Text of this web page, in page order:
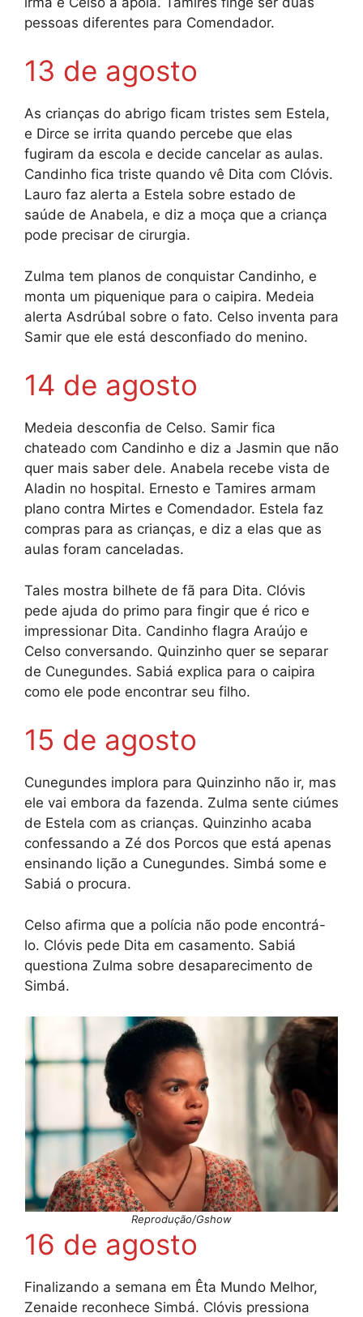
pessoas diferentes para Comendador.
13 de agosto
As crianças do abrigo ficam tristes sem Estela,
e Dirce se irrita quando percebe que elas
fugiram da escola e decide cancelar as aulas.
Candinho fica triste quando vê Dita com Clóvis.
Lauro faz alerta a Estela sobre estado de
saúde de Anabela, e diz a moça que a criança
pode precisar de cirurgia.
Zulma tem planos de conquistar Candinho, e
monta um piquenique para o caipira. Medeia
alerta Asdrúbal sobre o fato. Celso inventa para
Samir que ele está desconfiado do menino.
14 de agosto
Medeia desconfia de Celso. Samir fica
chateado com Candinho e diz a Jasmin que não
quer mais saber dele. Anabela recebe vista de
Aladin no hospital. Ernesto e Tamires armam
plano contra Mirtes e Comendador. Estela faz
compras para as crianças, e diz a elas que as
aulas foram canceladas.
Tales mostra bilhete de fã para Dita. Clóvis
pede ajuda do primo para fingir que é rico e
impressionar Dita. Candinho flagra Araújo e
Celso conversando. Quinzinho quer se separar
de Cunegundes. Sabiá explica para o caipira
como ele pode encontrar seu filho.
15 de agosto
Cunegundes implora para Quinzinho não ir, mas
ele vai embora da fazenda. Zulma sente ciúmes
de Estela com as crianças. Quinzinho acaba
confessando a Zé dos Porcos que está apenas
ensinando lição a Cunegundes. Simbá some e
Sabiá o procura.
Celso afirma que a polícia não pode encontrá-
lo. Clóvis pede Dita em casamento. Sabiá
questiona Zulma sobre desaparecimento de
Simbá.
Reprodução/Gshow
16 de agosto
Finalizando a semana em Êta Mundo Melhor,
Zenaide reconhece Simbá. Clóvis pressiona